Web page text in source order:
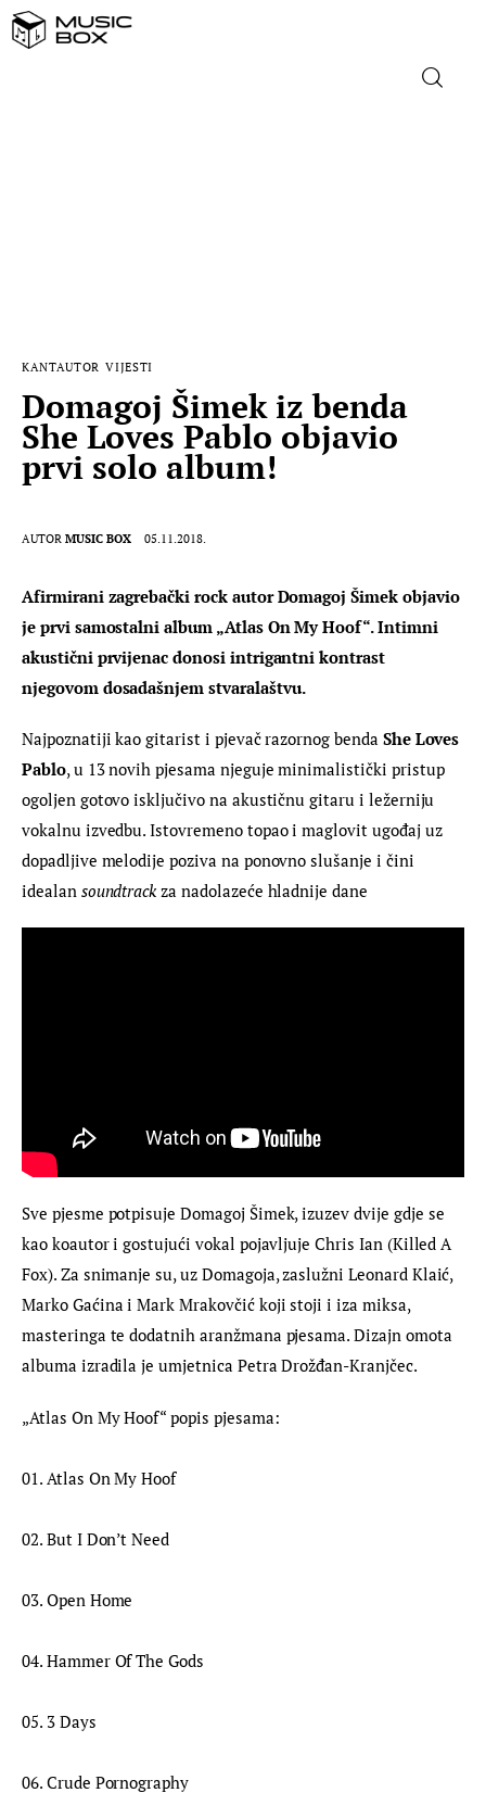
MUSIC BOX
KANTAUTOR VIJESTI
Domagoj Šimek iz benda
She Loves Pablo objavio
prvi solo album!
AUTOR MUSIC BOX 05.11.2018.
Afirmirani zagrebački rock autor Domagoj Šimek objavio
je prvi samostalni album „Atlas On My Hoof“. Intimni
akustični prvijenac donosi intrigantni kontrast
njegovom dosadašnjem stvaralaštvu.
Najpoznatiji kao gitarist i pjevač razornog benda She Loves
Pablo, u 13 novih pjesama njeguje minimalistički pristup
ogoljen gotovo isključivo na akustičnu gitaru i ležerniju
vokalnu izvedbu. Istovremeno topao i maglovit ugođaj uz
dopadljive melodije poziva na ponovno slušanje i čini
idealan soundtrack za nadolazeće hladnije dane
Sve pjesme potpisuje Domagoj Šimek, izuzev dvije gdje se
kao koautor i gostujući vokal pojavljuje Chris Ian (Killed A
Fox). Za snimanje su, uz Domagoja, zaslužni Leonard Klaić,
Marko Gaćina i Mark Mrakovčić koji stoji i iza miksa,
masteringa te dodatnih aranžmana pjesama. Dizajn omota
albuma izradila je umjetnica Petra Drožđan-Kranjčec.
„Atlas On My Hoof“ popis pjesama:
01. Atlas On My Hoof
02. But I Don’t Need
03. Open Home
04. Hammer Of The Gods
05. 3 Days
06. Crude Pornography